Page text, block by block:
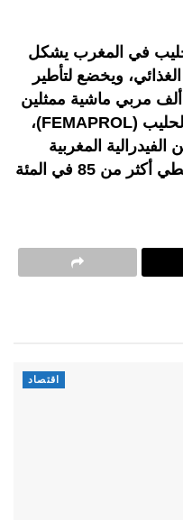
في المغرب يشكل
ويخضع لتأطير
“Maroc Lait”، التي تجمع 260 ألف مربي ماشية ممثلين
عبر الفيدرالية المغربية لمنتجي الحليب (FEMAPROL)،
ضمن الفيدرالية المغربية
لصناعات الحليب (FMIL)، بما يغطي أكثر من 85 في المئة
اقتصاد